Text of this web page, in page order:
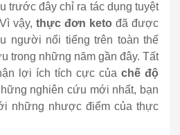
trước đây chỉ ra tác dụng tuyệt
vậy, thực đơn keto đã được
người nổi tiếng trên toàn thế
trong những năm gần đây. Tất
lợi ích tích cực của chế độ
nghiên cứu mới nhất, bạn
những nhược điểm của thực